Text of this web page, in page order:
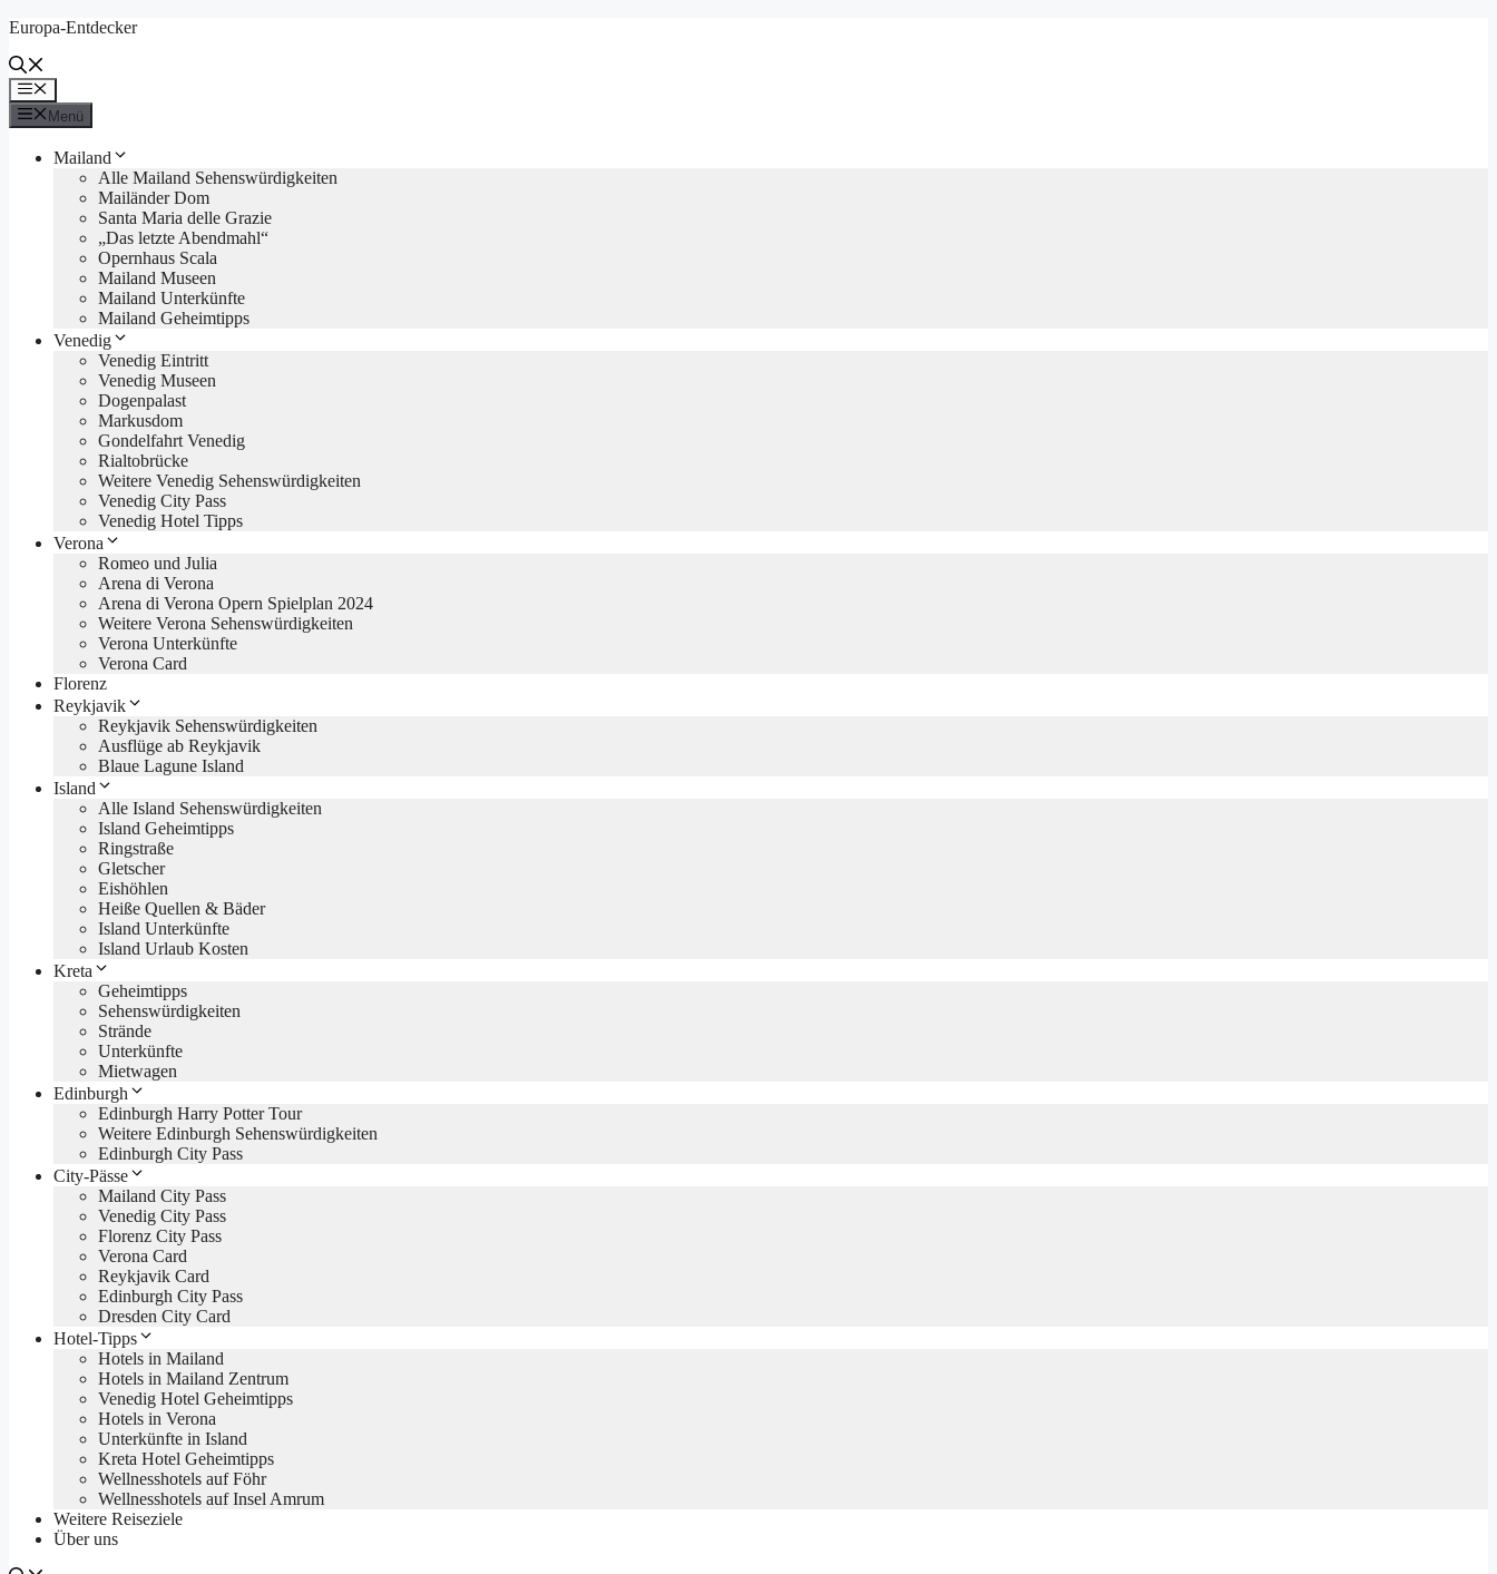
Zum
springen
Europa-Entdecker
Menü
Menü
Mailand
Alle Mailand Sehenswürdigkeiten
Mailänder Dom
Santa Maria delle Grazie
„Das letzte Abendmahl“
Opernhaus Scala
Mailand Museen
Mailand Unterkünfte
Mailand Geheimtipps
Venedig
Venedig Eintritt
Venedig Museen
Dogenpalast
Markusdom
Gondelfahrt Venedig
Rialtobrücke
Weitere Venedig Sehenswürdigkeiten
Venedig City Pass
Venedig Hotel Tipps
Verona
Romeo und Julia
Arena di Verona
Arena di Verona Opern Spielplan 2024
Weitere Verona Sehenswürdigkeiten
Verona Unterkünfte
Verona Card
Florenz
Reykjavik
Reykjavik Sehenswürdigkeiten
Ausflüge ab Reykjavik
Blaue Lagune Island
Island
Alle Island Sehenswürdigkeiten
Island Geheimtipps
Ringstraße
Gletscher
Eishöhlen
Heiße Quellen & Bäder
Island Unterkünfte
Island Urlaub Kosten
Kreta
Geheimtipps
Sehenswürdigkeiten
Strände
Unterkünfte
Mietwagen
Edinburgh
Edinburgh Harry Potter Tour
Weitere Edinburgh Sehenswürdigkeiten
Edinburgh City Pass
City-Pässe
Mailand City Pass
Venedig City Pass
Florenz City Pass
Verona Card
Reykjavik Card
Edinburgh City Pass
Dresden City Card
Hotel-Tipps
Hotels in Mailand
Hotels in Mailand Zentrum
Venedig Hotel Geheimtipps
Hotels in Verona
Unterkünfte in Island
Kreta Hotel Geheimtipps
Wellnesshotels auf Föhr
Wellnesshotels auf Insel Amrum
Weitere Reiseziele
Über uns